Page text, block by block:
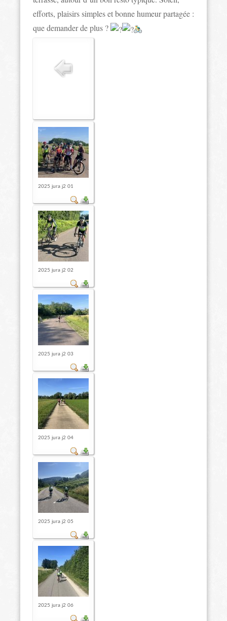
efforts, plaisirs simples et bonne humeur partagée :
que demander de plus ?
2025 jura j2 01
2025 jura j2 02
2025 jura j2 03
2025 jura j2 04
2025 jura j2 05
2025 jura j2 06